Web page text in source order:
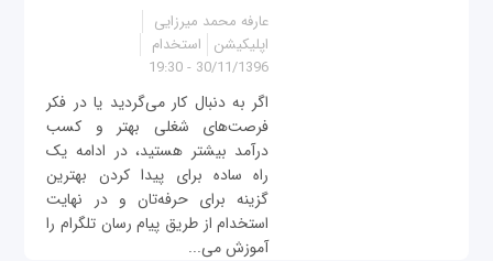
عارفه محمد میرزایی
اپلیکیشن
استخدام
30/11/1396 - 19:30
اگر به دنبال کار می‌گردید یا در فکر
فرصت‌های شغلی بهتر و کسب
درآمد بیشتر هستید، در ادامه یک
راه ساده برای پیدا کردن بهترین
گزینه برای حرفه‌تان و در نهایت
استخدام از طریق پیام رسان تلگرام را
آموزش می‌...